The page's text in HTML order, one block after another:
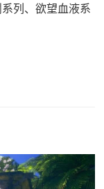
列、欲望血液系